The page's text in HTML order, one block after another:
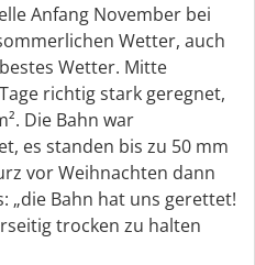
Anfang November bei
Wetter, auch
Wetter. Mitte
richtig stark geregnet,
Die Bahn war
es standen bis zu 50 mm
vor Weihnachten dann
„die Bahn hat uns gerettet!
trocken zu halten